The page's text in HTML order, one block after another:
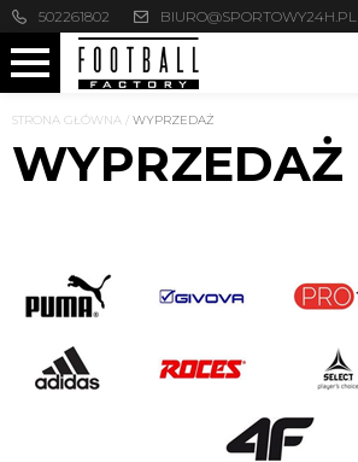
502261802 BIURO@SPORTOWY24H.PL
STRONA GŁÓWNA / WYPRZEDAŻ
WYPRZEDAŻ